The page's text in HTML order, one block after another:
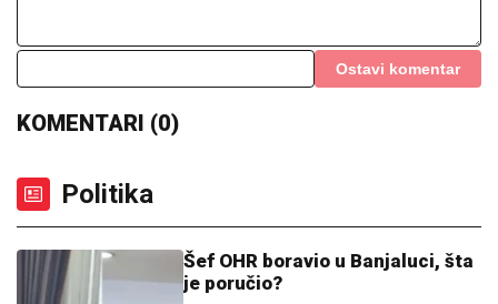
Ostavi komentar
KOMENTARI (0)
Politika
Šef OHR boravio u Banjaluci, šta
je poručio?